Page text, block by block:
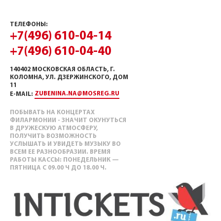
ТЕЛЕФОНЫ:
+7(496) 610-04-14
+7(496) 610-04-40
140402 МОСКОВСКАЯ ОБЛАСТЬ, Г.
КОЛОМНА, УЛ. ДЗЕРЖИНСКОГО, ДОМ
11
E-MAIL: ZUBENINA.NA@MOSREG.RU
ПОБЫВАТЬ НА КОНЦЕРТАХ
ФИЛАРМОНИИ - ЗНАЧИТ ОКУНУТЬСЯ
В ДРУЖЕСКУЮ АТМОСФЕРУ,
ПОЛУЧИТЬ ВОЗМОЖНОСТЬ
УСЛЫШАТЬ И УВИДЕТЬ МУЗЫКУ ВО
ВСЕМ ЕЕ РАЗНООБРАЗИИ. ВРЕМЯ
РАБОТЫ КАССЫ: ПОНЕДЕЛЬНИК —
ПЯТНИЦА С 09.00 Ч ДО 18.00 Ч.